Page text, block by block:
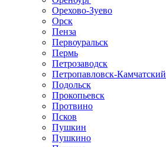
Орехово-Зуево
Орск
Пенза
Первоуральск
Пермь
Петрозаводск
Петропавловск-Камчатский
Подольск
Прокопьевск
Протвино
Псков
Пушкин
Пушкино